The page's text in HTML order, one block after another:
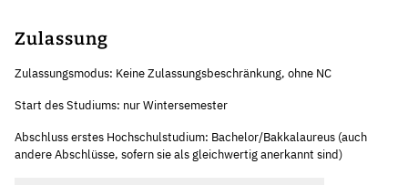
Zulassung
Zulassungsmodus: Keine Zulassungsbeschränkung, ohne NC
Start des Studiums: nur Wintersemester
Abschluss erstes Hochschulstudium: Bachelor/Bakkalaureus (auch
andere Abschlüsse, sofern sie als gleichwertig anerkannt sind)